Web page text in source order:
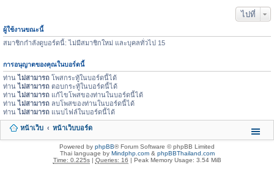
ไปที่
ผู้ใช้งานขณะนี้
สมาชิกกำลังดูบอร์ดนี้: ไม่มีสมาชิกใหม่ และบุคลทั่วไป 15
การอนุญาตของคุณในบอร์ดนี้
ท่านไม่สามารถ โพสกระทู้ในบอร์ดนี้ได้
ท่านไม่สามารถ ตอบกระทู้ในบอร์ดนี้ได้
ท่านไม่สามารถ แก้ไขโพสของท่านในบอร์ดนี้ได้
ท่านไม่สามารถ ลบโพสของท่านในบอร์ดนี้ได้
ท่านไม่สามารถ แนบไฟล์ในบอร์ดนี้ได้
หน้าเว็บ หน้าเว็บบอร์ด
Powered by phpBB® Forum Software © phpBB Limited
Thai language by Mindphp.com& phpBBThailand.com
Time: 0.225s| Queries: 16 | Peak Memory Usage: 3.54 MiB